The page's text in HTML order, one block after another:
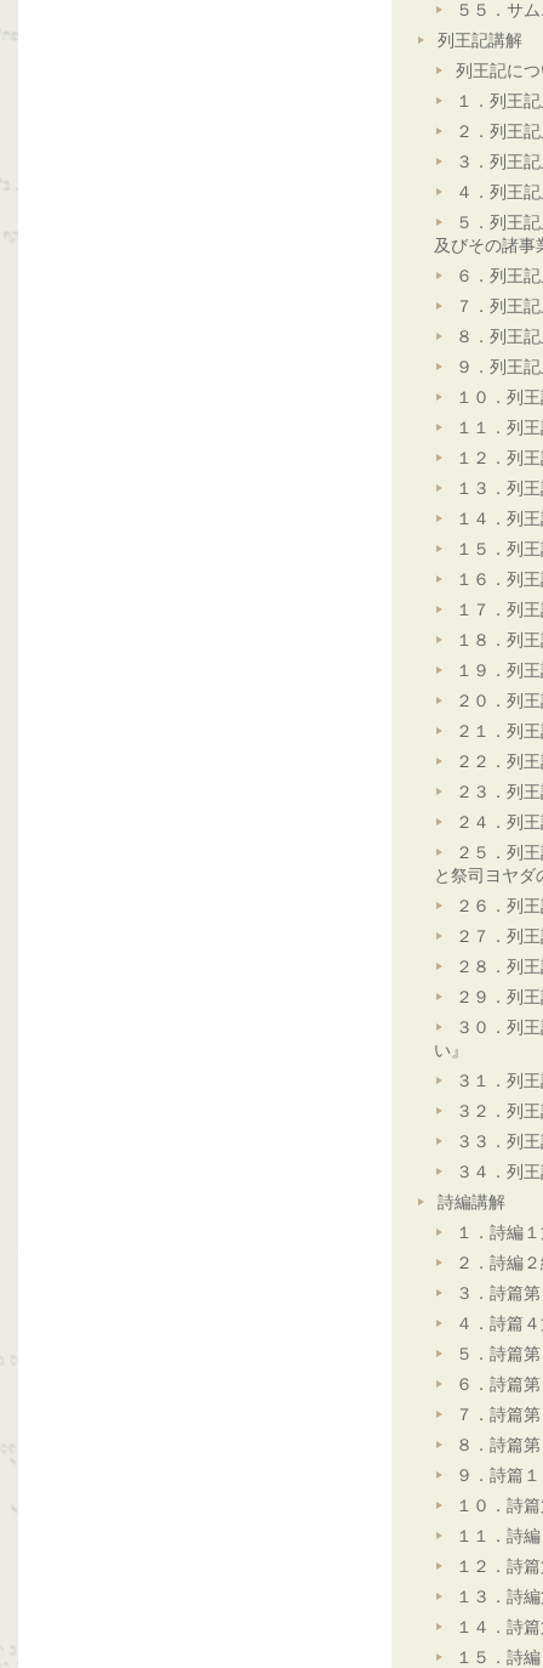
５５．サ
列王記講解
列王記に
１．列王
２．列王
３．列王
４．列王
５．列王
及びその諸事
６．列王
７．列王
８．列王
９．列王
１０．列
１１．列
１２．列
１３．列
１４．列
１５．列
１６．列
１７．列
１８．列
１９．列
２０．列
２１．列
２２．列
２３．列
２４．列
２５．列
と祭司ヨヤダ
２６．列
２７．列
２８．列
２９．列
３０．列
い』
３１．列
３２．列
３３．列
３４．列
詩編講解
１．詩編
２．詩編
３．詩篇
４．詩篇
５．詩篇
６．詩篇
７．詩篇
８．詩篇
９．詩篇
１０．詩
１１．詩
１２．詩
１３．詩
１４．詩
１５．詩